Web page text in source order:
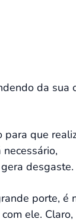
da sua
para que
desgaste.
porte, é
ele. Claro,